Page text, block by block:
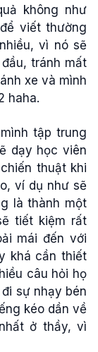
không như
viết thường
vì nó sẽ
tránh mất
xe và mình
haha.
tập trung
dạy học viên
thuật khi
ví dụ như sẽ
là thành một
tiết kiệm rất
mái đến với
khá cần thiết
câu hỏi họ
sự nhạy bén
kéo dần về
ở thầy, vì